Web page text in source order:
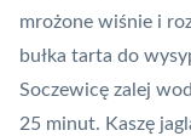
mrożone wiśnie i
bułka tarta do
Soczewicę zalej
25 minut. Kaszę